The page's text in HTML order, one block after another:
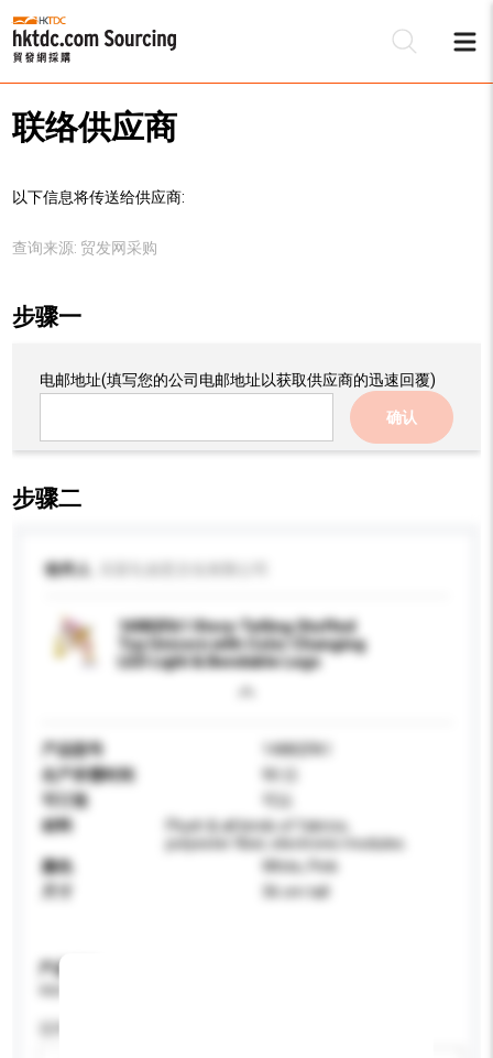
联络供应商
以下信息将传送给供应商:
查询来源: 贸发网采购
步骤一
电邮地址(填写您的公司电邮地址以获取供应商的迅速回覆)
确认
步骤二
收件人
14882FA1 Story-Telling Stuffed
Toy Unicorn with Color Changing
LED Light & Bendable Legs
产品型号
14882FA1
生产所需时间
90 日
可订造
可以
材料
Plush & all kinds of fabrics,
polyester fiber, electronic modules.
颜色
White, Pink
36 cm tall
产品规格